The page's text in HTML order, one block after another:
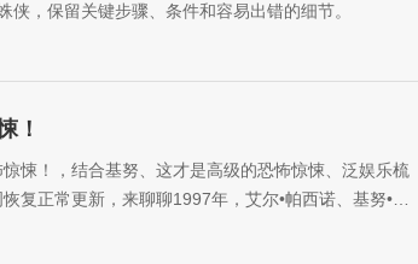
侠，保留关键步骤、条件和容易出错的细节。
！
悚！，结合基努、这才是高级的恐怖惊悚、泛娱乐梳
复正常更新，来聊聊1997年，艾尔•帕西诺、基努•里
怖惊悚《魔鬼代言人》。